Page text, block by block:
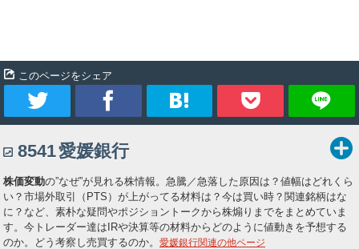
このページをシェア
イ
ー
ト
ア
ク
マ
Pocket
8541愛媛銀行
株価変動の”なぜ”が見れる株情報。急騰／急落した原因は？値幅はどれくら
い？市場外取引（PTS）が上がってる材料は？今は買い時？関連銘柄はな
に？など、素朴な疑問やポジショントークから株煽りまでをまとめていま
す。今トレーダー達はIRや決算等の材料からどのように値動きを予想する
のか。どう考察し売買するのか。 愛媛銀行関連の他ページ